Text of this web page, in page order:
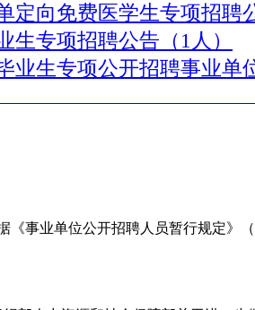
向免费医学生专项招聘
专项招聘公告（1人）
业生专项公开招聘事业单
业单位公开招聘人员暂行规定》